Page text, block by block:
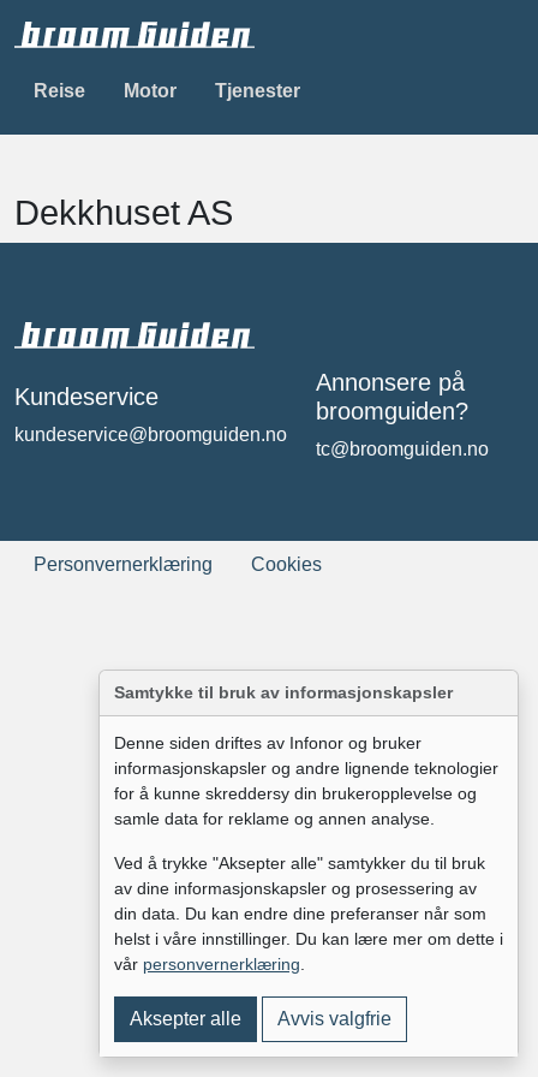
Reise Motor Tjenester
Dekkhuset AS
Kundeservice
kundeservice@broomguiden.no
Annonsere på
broomguiden?
tc@broomguiden.no
Personvernerklæring Cookies
Samtykke til bruk av informasjonskapsler
Denne siden driftes av Infonor og bruker
informasjonskapsler og andre lignende teknologier
for å kunne skreddersy din brukeropplevelse og
samle data for reklame og annen analyse.
Ved å trykke "Aksepter alle" samtykker du til bruk
av dine informasjonskapsler og prosessering av
din data. Du kan endre dine preferanser når som
helst i våre innstillinger. Du kan lære mer om dette i
vår personvernerklæring
Aksepter alle Avvis valgfrie